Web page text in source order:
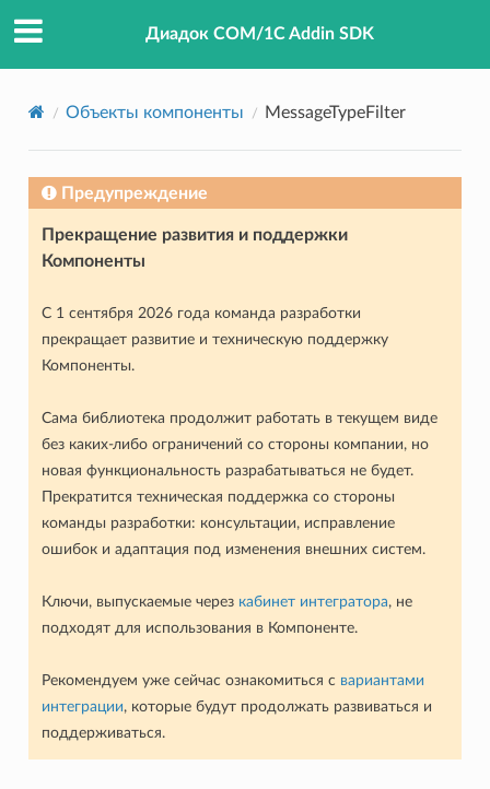
Диадок COM/1C Addin SDK
Объекты компоненты MessageTypeFilter
Предупреждение
Прекращение развития и поддержки
Компоненты
С 1 сентября 2026 года команда разработки
прекращает развитие и техническую поддержку
Компоненты.
Сама библиотека продолжит работать в текущем виде
без каких-либо ограничений со стороны компании, но
новая функциональность разрабатываться не будет.
Прекратится техническая поддержка со стороны
команды разработки: консультации, исправление
ошибок и адаптация под изменения внешних систем.
Ключи, выпускаемые через кабинет интегратора, не
подходят для использования в Компоненте.
Рекомендуем уже сейчас ознакомиться с вариантами
интеграции, которые будут продолжать развиваться и
поддерживаться.